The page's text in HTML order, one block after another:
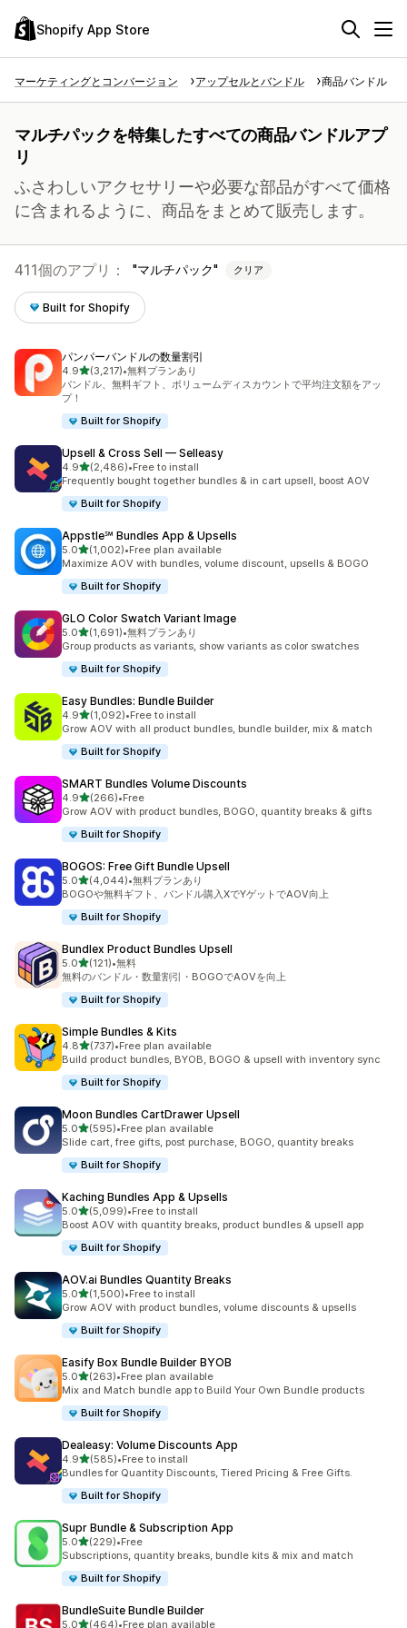
Shopify App Store
マーケティングとコンバージョン アップセルとバンドル 商品バンドル
マルチパックを特集したすべての商品バンドルアプ
リ
ふさわしいアクセサリーや必要な部品がすべて価格
に含まれるように、商品をまとめて販売します。
411個のアプリ： マルチパック クリア
Built for Shopify
パンパーバンドルの数量割引
4.95つ星中
(3,217)
合計レビュー数：3217件
•無料プランあり
バンドル、無料ギフト、ボリュームディスカウントで平均注文額をアッ
プ！
Built for Shopify
Upsell & Cross Sell — Selleasy
4.95つ星中
(2,486)
合計レビュー数：2486件
•Free to install
Frequently bought together bundles & in cart upsell, boost AOV
Built for Shopify
Appstle℠ Bundles App & Upsells
5.05つ星中
(1,002)
合計レビュー数：1002件
•Free plan available
Maximize AOV with bundles, volume discount, upsells & BOGO
Built for Shopify
GLO Color Swatch Variant Image
5.05つ星中
(1,691)
合計レビュー数：1691件
•無料プランあり
Group products as variants, show variants as color swatches
Built for Shopify
Easy Bundles: Bundle Builder
4.95つ星中
(1,092)
合計レビュー数：1092件
•Free to install
Grow AOV with all product bundles, bundle builder, mix & match
Built for Shopify
SMART Bundles Volume Discounts
4.95つ星中
(266)
合計レビュー数：266件
•Free
Grow AOV with product bundles, BOGO, quantity breaks & gifts
Built for Shopify
BOGOS: Free Gift Bundle Upsell
5.05つ星中
(4,044)
合計レビュー数：4044件
•無料プランあり
BOGOや無料ギフト、バンドル購入XでYゲットでAOV向上
Built for Shopify
Bundlex Product Bundles Upsell
5.05つ星中
(121)
合計レビュー数：121件
•無料
無料のバンドル・数量割引・BOGOでAOVを向上
Built for Shopify
Simple Bundles & Kits
4.85つ星中
(737)
合計レビュー数：737件
•Free plan available
Build product bundles, BYOB, BOGO & upsell with inventory sync
Built for Shopify
Moon Bundles CartDrawer Upsell
5.05つ星中
(595)
合計レビュー数：595件
•Free plan available
Slide cart, free gifts, post purchase, BOGO, quantity breaks
Built for Shopify
Kaching Bundles App & Upsells
5.05つ星中
(5,099)
合計レビュー数：5099件
•Free to install
Boost AOV with quantity breaks, product bundles & upsell app
Built for Shopify
AOV.ai Bundles Quantity Breaks
5.05つ星中
(1,500)
合計レビュー数：1500件
•Free to install
Grow AOV with product bundles, volume discounts & upsells
Built for Shopify
Easify Box Bundle Builder BYOB
5.05つ星中
(263)
合計レビュー数：263件
•Free plan available
Mix and Match bundle app to Build Your Own Bundle products
Built for Shopify
Dealeasy: Volume Discounts App
4.95つ星中
(585)
合計レビュー数：585件
•Free to install
Bundles for Quantity Discounts, Tiered Pricing & Free Gifts.
Built for Shopify
Supr Bundle & Subscription App
5.05つ星中
(229)
合計レビュー数：229件
•Free
Subscriptions, quantity breaks, bundle kits & mix and match
Built for Shopify
BundleSuite Bundle Builder
5.05つ星中
(464)•Free plan available